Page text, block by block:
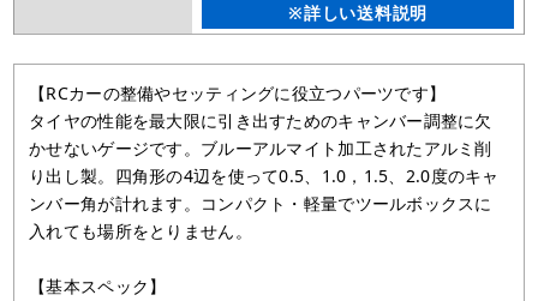
※詳しい送料説明
【RCカーの整備やセッティングに役立つパーツです】
タイヤの性能を最大限に引き出すためのキャンバー調整に欠
かせないゲージです。ブルーアルマイト加工されたアルミ削
り出し製。四角形の4辺を使って0.5、1.0，1.5、2.0度のキャ
ンバー角が計れます。コンパクト・軽量でツールボックスに
入れても場所をとりません。
【基本スペック】